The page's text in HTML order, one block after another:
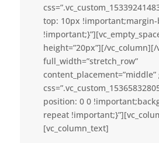
top: 10px
height=”20px”][/vc_column][/
full_width=”stretch_row”
content_placement=”middle”
position: 0 0
repeat
[vc_column_text]